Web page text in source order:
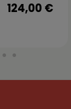
124,00 €